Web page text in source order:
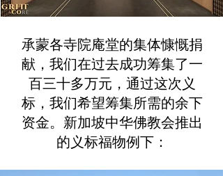
承蒙各寺院庵堂的集体慷慨捐
献，我们在过去成功筹集了一
百三十多万元，通过这次义
标，我们希望筹集所需的余下
资金。新加坡中华佛教会推出
的义标福物例下：